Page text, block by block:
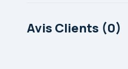
Avis Clients (0)